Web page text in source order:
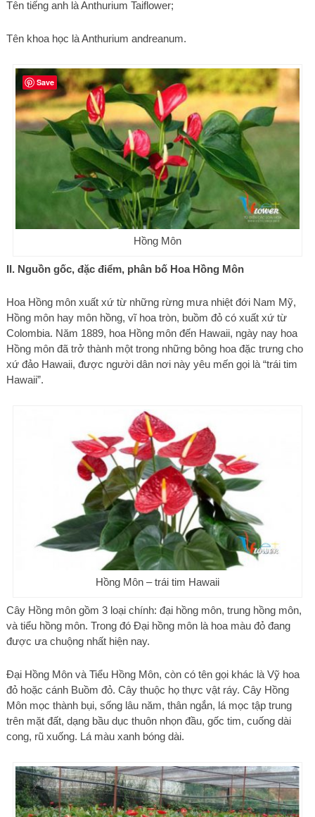
Tên tiếng anh là Anthurium Taiflower;
Tên khoa học là Anthurium andreanum.
Hồng Môn
II. Nguồn gốc, đặc điểm, phân bố Hoa Hồng Môn
Hoa Hồng môn xuất xứ từ những rừng mưa nhiệt đới Nam Mỹ,
Hồng môn hay môn hồng, vĩ hoa tròn, buồm đỏ có xuất xứ từ
Colombia. Năm 1889, hoa Hồng môn đến Hawaii, ngày nay hoa
Hồng môn đã trở thành một trong những bông hoa đặc trưng cho
xứ đảo Hawaii, được người dân nơi này yêu mến gọi là “trái tim
Hawaii”.
Hồng Môn – trái tim Hawaii
Cây Hồng môn gồm 3 loại chính: đại hồng môn, trung hồng môn,
và tiểu hồng môn. Trong đó Đại hồng môn là hoa màu đỏ đang
được ưa chuộng nhất hiện nay.
Đại Hồng Môn và Tiểu Hồng Môn, còn có tên gọi khác là Vỹ hoa
đỏ hoặc cánh Buồm đỏ. Cây thuộc họ thực vật ráy. Cây Hồng
Môn mọc thành bụi, sống lâu năm, thân ngắn, lá mọc tập trung
trên mặt đất, dạng bầu dục thuôn nhọn đầu, gốc tim, cuống dài
cong, rũ xuống. Lá màu xanh bóng dài.
Save